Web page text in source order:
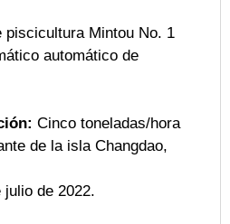
piscicultura Mintou No. 1
automático de
Cinco toneladas/hora
de la isla Changdao,
julio de 2022.